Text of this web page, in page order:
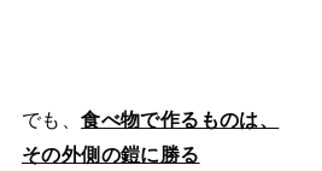
でも、食べ物で作るものは、
その外側の鎧に勝る